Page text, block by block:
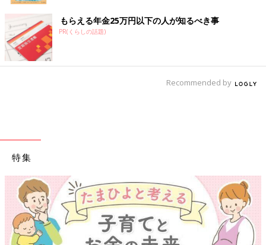
もらえる年金25万円以下の人が知るべき事
PR(くらしの話題)
Recommended by
特集
【ワクチン接種できるものも】妊婦の